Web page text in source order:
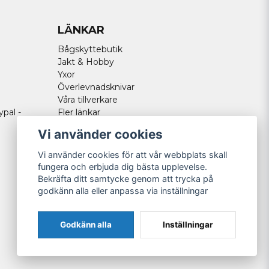
-
LÄNKAR
Bågskyttebutik
Jakt & Hobby
Yxor
Överlevnadsknivar
Våra tillverkare
Fler länkar
Vi använder cookies
Vi använder cookies för att vår webbplats skall
fungera och erbjuda dig bästa upplevelse.
Bekräfta ditt samtycke genom att trycka på
godkänn alla eller anpassa via inställningar
Godkänn alla Inställningar